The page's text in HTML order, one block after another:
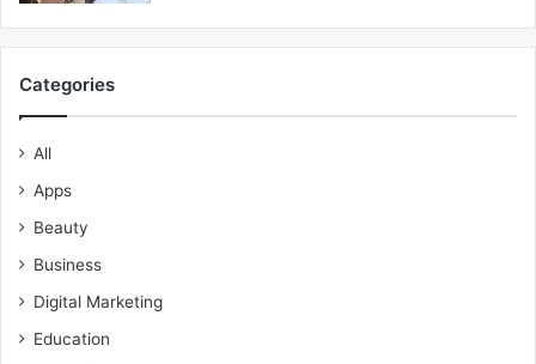
Categories
All
Apps
Beauty
Business
Digital Marketing
Education